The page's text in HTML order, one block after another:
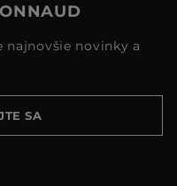
najnovšie novinky a
SA